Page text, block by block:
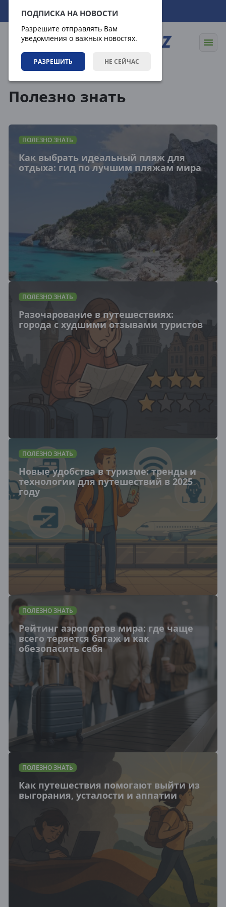
ПОДПИСКА НА НОВОСТИ
Разрешите отправлять Вам
уведомления о важных новостях.
РАЗРЕШИТЬ НЕ СЕЙЧАС
07.08.2026 13:07:30
Полезно знать
ПОЛЕЗНО ЗНАТЬ
Как выбрать идеальный пляж для
отдыха: гид по лучшим пляжам мира
ПОЛЕЗНО ЗНАТЬ
Разочарование в путешествиях:
города с худшими отзывами туристов
ПОЛЕЗНО ЗНАТЬ
Новые удобства в туризме: тренды и
технологии для путешествий в 2025
году
ПОЛЕЗНО ЗНАТЬ
Рейтинг аэропортов мира: где чаще
всего теряется багаж и как
обезопасить себя
ПОЛЕЗНО ЗНАТЬ
Как путешествия помогают выйти из
выгорания, усталости и аппатии